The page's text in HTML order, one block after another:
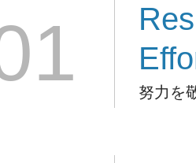
努力を